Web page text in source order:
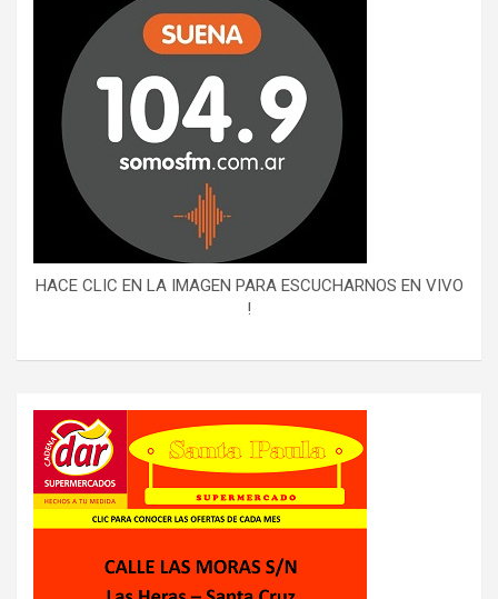
HACE CLIC EN LA IMAGEN PARA ESCUCHARNOS EN VIVO
!